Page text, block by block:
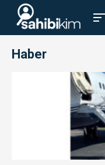
Haber